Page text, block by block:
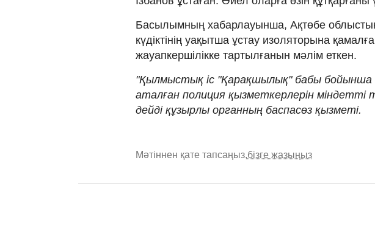
Басылымның хабарлауынша, Ақтөбе
күдіктінің уақытша ұстау изоляторына
жауапкершілікке тартылғанын мәлім еткен.
"Қылмыстық іс "Қарақшылық" бабы бойынша
аталған полиция қызметкерлерін
дейді құзырлы органның баспасөз қызметі.
Мәтіннен қате тапсаңыз,бізге жазыңыз